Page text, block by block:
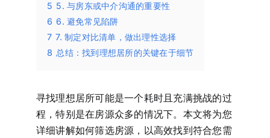
5 5. 与房东或中介沟通的重要性
6 6. 避免常见陷阱
7 7. 制定对比清单，做出理性选择
8 总结：找到理想居所的关键在于细节
寻找理想居所可能是一个耗时且充满挑战的过
程，特别是在房源众多的情况下。本文将为您
详细讲解如何筛选房源，以高效找到符合您需